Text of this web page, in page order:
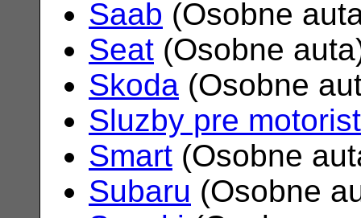
Saab (Osobne
Seat (Osobne
Skoda (Osobne
Sluzby pre
Smart (Osobne
Subaru (Osobne